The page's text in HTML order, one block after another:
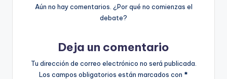
Aún no hay comentarios. ¿Por qué no comienzas el
debate?
Deja un comentario
Tu dirección de correo electrónico no será publicada.
Los campos obligatorios están marcados con *